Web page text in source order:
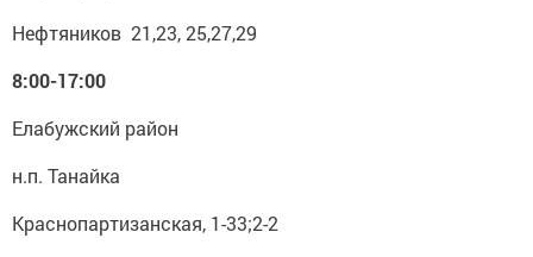
Нефтяников 21,23, 25,27,29
8:00-17:00
Елабужский район
н.п. Танайка
Краснопартизанская, 1-33;2-2